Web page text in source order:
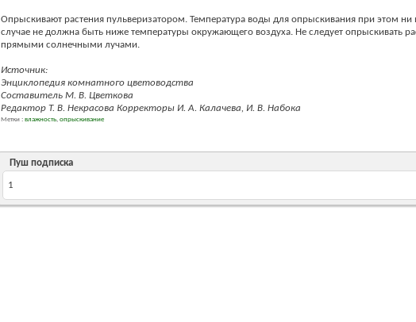
Опрыскивают растения пульверизатором. Температура воды для опрыскивания при этом ни
случае не должна быть ниже температуры окружающего воздуха. Не следует опрыскивать
прямыми солнечными лучами.
Источник:
Энциклопедия комнатного цветоводства
Составитель М. В. Цветкова
Редактор Т. В. Некрасова Корректоры И. А. Калачева, И. В. Набока
Метки : влажность, опрыскивание
Пуш подписка
1